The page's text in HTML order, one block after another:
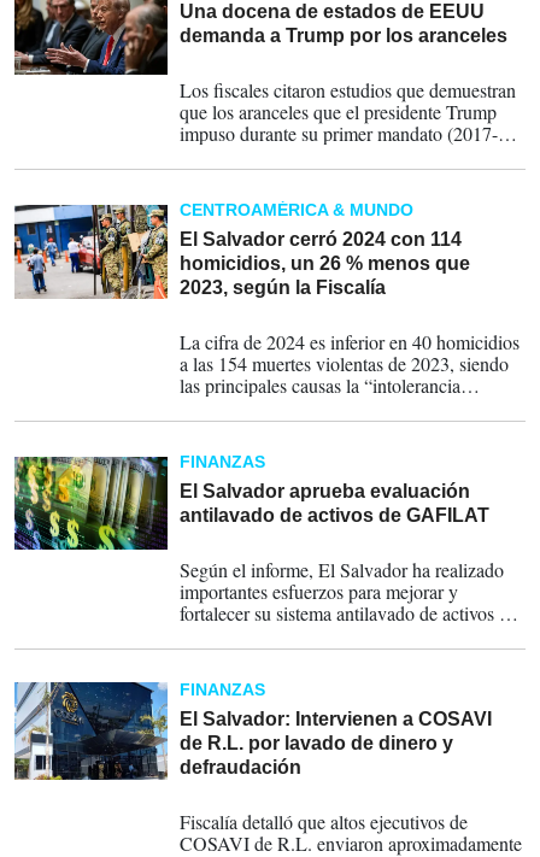
Una docena de estados de EEUU
demanda a Trump por los aranceles
Los fiscales citaron estudios que demuestran
que los aranceles que el presidente Trump
impuso durante su primer mandato (2017-
tarifas agregadas en ese entonces lo pagaron
los estadounidenses.
CENTROAMÉRICA & MUNDO
El Salvador cerró 2024 con 114
homicidios, un 26 % menos que
2023, según la Fiscalía
La cifra de 2024 es inferior en 40 homicidios
a las 154 muertes violentas de 2023, siendo
las principales causas la “intolerancia
“delincuencia general”.
FINANZAS
El Salvador aprueba evaluación
antilavado de activos de GAFILAT
Según el informe, El Salvador ha realizado
importantes esfuerzos para mejorar y
fortalecer su sistema antilavado de activos y
especialmente durante los dos últimos años.
FINANZAS
El Salvador: Intervienen a COSAVI
de R.L. por lavado de dinero y
defraudación
Fiscalía detalló que altos ejecutivos de
COSAVI de R.L. enviaron aproximadamente